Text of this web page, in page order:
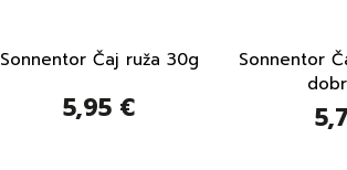
Sonnentor Čaj ruža 30g
5,95 €
Sonnentor